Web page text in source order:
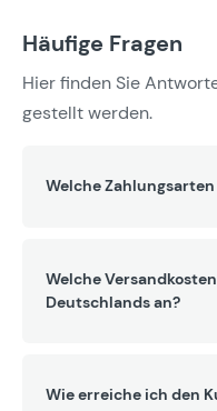
Häufige Fragen
Hier finden Sie
gestellt werden.
Welche
Welche
Deutschlands an?
Wie erreiche ich den